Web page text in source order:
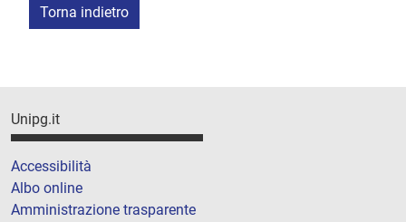
Torna indietro
Unipg.it
Accessibilità
Albo online
Amministrazione trasparente